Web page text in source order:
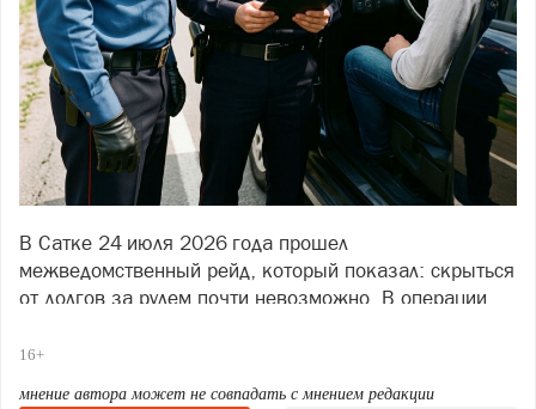
В Сатке 24 июля 2026 года прошел
межведомственный рейд, который показал: скрыться
от долгов за рулем почти невозможно. В операции
ГИБДД, судебные приставы УФССП и представители
16+
мнение автора может не совпадать с мнением редакции